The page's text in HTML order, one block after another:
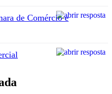
de Comércio e